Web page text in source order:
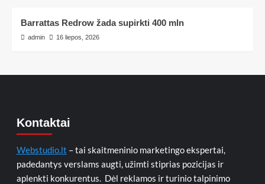
Barrattas Redrow žada supirkti 400 mln
admin 16 liepos, 2026
Kontaktai
Webstudio.lt – tai skaitmeninio marketingo ekspertai,
padedantys verslams augti, užimti stiprias pozicijas ir
aplenkti konkurentus. Dėl reklamos ir turinio talpinimo